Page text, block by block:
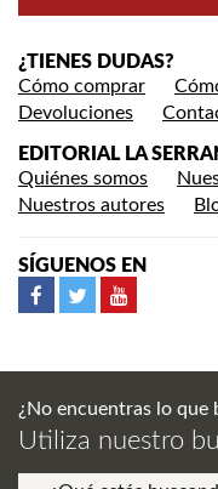
¿TIENES DUDAS?
Cómo comprar
Devoluciones
EDITORIAL LA
Quiénes somos
Nuestros autores
SÍGUENOS EN
¿No encuentras lo que
Utiliza nuestro